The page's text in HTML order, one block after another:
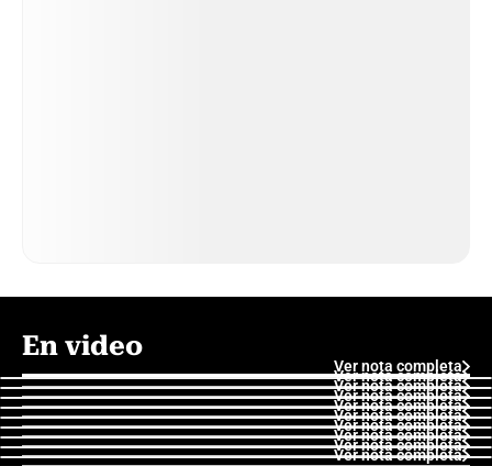
En video
Ver nota completa
Ver nota completa
Ver nota completa
Ver nota completa
Ver nota completa
Ver nota completa
Ver nota completa
Ver nota completa
Ver nota completa
Ver nota completa